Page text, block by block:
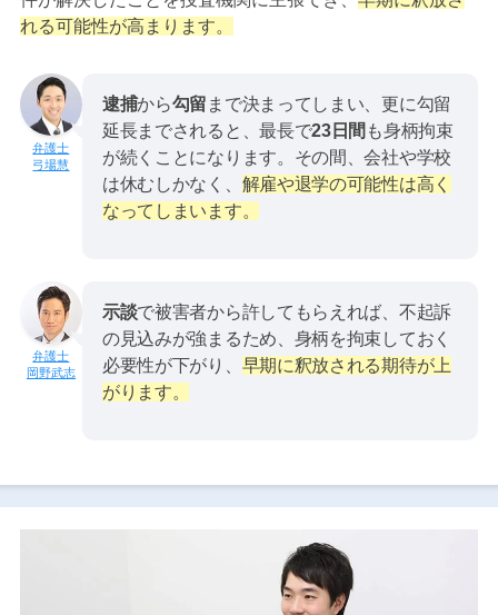
れる可能性が高まります。
弓場慧
逮捕から勾留 まで決まってしまい、更に勾留
延長までされると、最長で23日間 も身柄拘束
が続くことになります。その間、会社や学校
は休むしかなく、 解雇や退学の可能性は高く
なってしまいます。
岡野武志
示談で被害者から許してもらえれば、不起訴
の見込みが強まるため、身柄を拘束しておく
必要性が下がり、 早期に釈放される期待が上
がります。